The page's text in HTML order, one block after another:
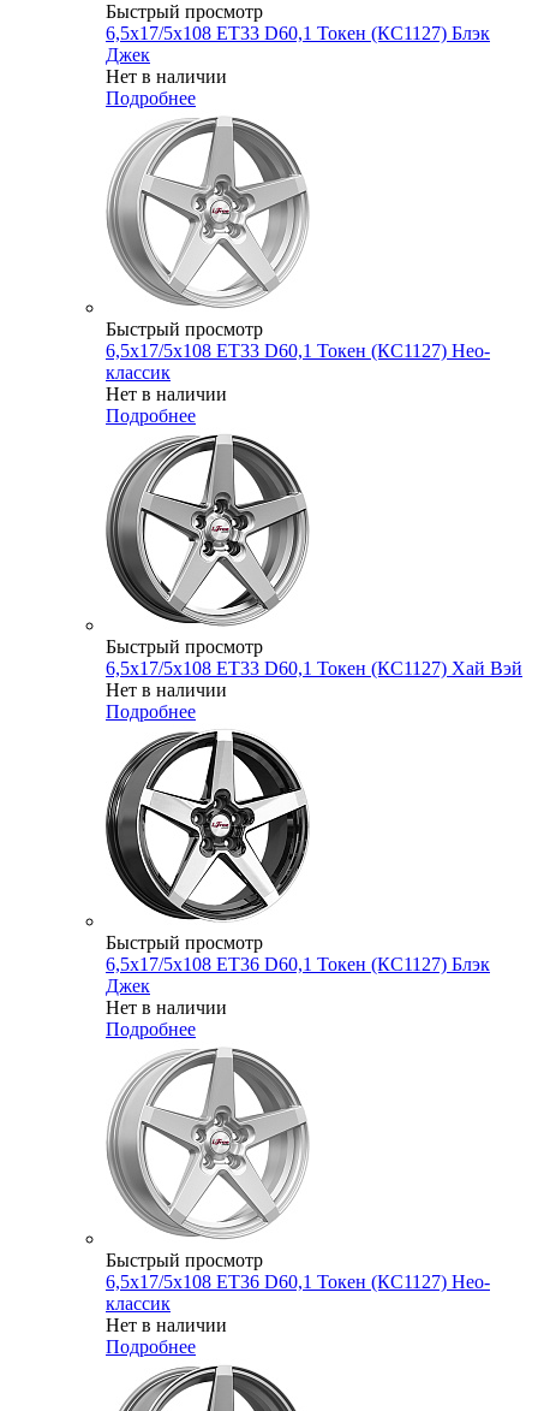
Быстрый просмотр
6,5x17/5x108 ET33 D60,1 Токен (КС1127) Блэк
Джек
Нет в наличии
Подробнее
Быстрый просмотр
6,5x17/5x108 ET33 D60,1 Токен (КС1127) Нео-
классик
Нет в наличии
Подробнее
Быстрый просмотр
6,5x17/5x108 ET33 D60,1 Токен (КС1127) Хай Вэй
Нет в наличии
Подробнее
Быстрый просмотр
6,5x17/5x108 ET36 D60,1 Токен (КС1127) Блэк
Джек
Нет в наличии
Подробнее
Быстрый просмотр
6,5x17/5x108 ET36 D60,1 Токен (КС1127) Нео-
классик
Нет в наличии
Подробнее